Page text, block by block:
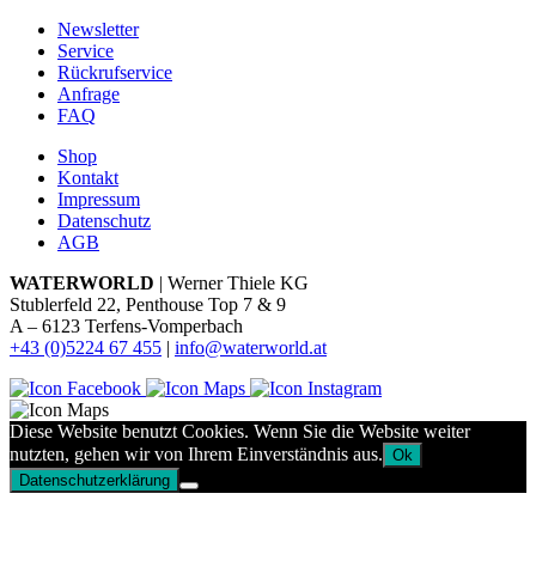
Newsletter
Service
Rückrufservice
Anfrage
FAQ
Shop
Kontakt
Impressum
Datenschutz
AGB
WATERWORLD | Werner Thiele KG
Stublerfeld 22, Penthouse Top 7 & 9
A – 6123 Terfens-Vomperbach
+43 (0)5224 67 455 | info@waterworld.at
Diese Website benutzt Cookies. Wenn Sie die Website weiter
nutzten, gehen wir von Ihrem Einverständnis aus. Ok
Datenschutzerklärung